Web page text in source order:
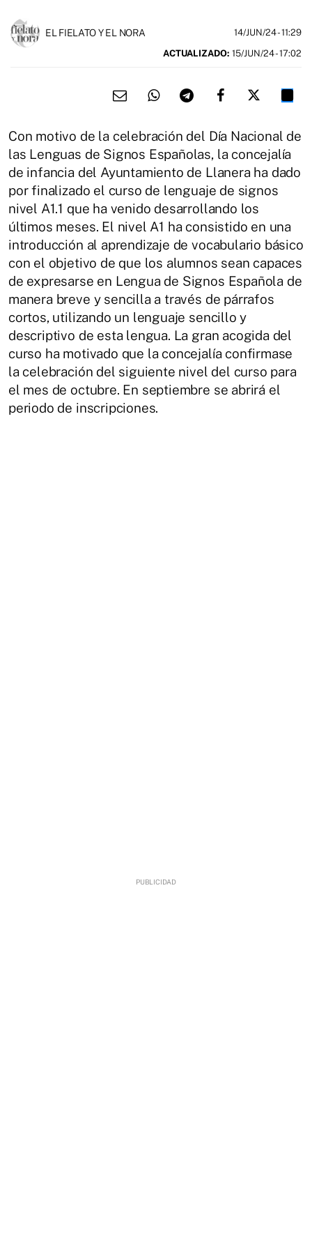
EL FIELATO Y EL NORA 14/JUN/24- 11:29
ACTUALIZADO: 15/JUN/24 - 17:02
Con motivo de la celebración del Día Nacional de
las Lenguas de Signos Españolas, la concejalía
de infancia del Ayuntamiento de Llanera ha dado
por finalizado el curso de lenguaje de signos
nivel A1.1 que ha venido desarrollando los
últimos meses. El nivel A1 ha consistido en una
introducción al aprendizaje de vocabulario básico
con el objetivo de que los alumnos sean capaces
de expresarse en Lengua de Signos Española de
manera breve y sencilla a través de párrafos
cortos, utilizando un lenguaje sencillo y
descriptivo de esta lengua. La gran acogida del
curso ha motivado que la concejalía confirmase
la celebración del siguiente nivel del curso para
el mes de octubre. En septiembre se abrirá el
periodo de inscripciones.